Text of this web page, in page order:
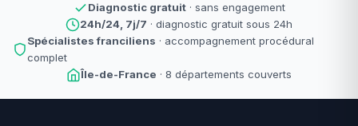
Diagnostic gratuit· sans engagement
24h/24, 7j/7 · diagnostic gratuit sous 24h
Spécialistes franciliens · accompagnement procédural
complet
Île-de-France · 8 départements couverts